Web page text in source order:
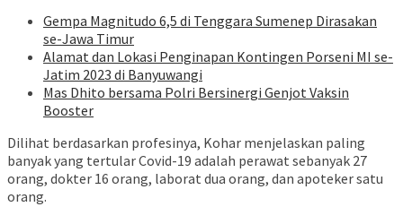
Gempa Magnitudo 6,5 di Tenggara Sumenep Dirasakan
se-Jawa Timur
Alamat dan Lokasi Penginapan Kontingen Porseni MI se-
Jatim 2023 di Banyuwangi
Mas Dhito bersama Polri Bersinergi Genjot Vaksin
Booster
Dilihat berdasarkan profesinya, Kohar menjelaskan paling
banyak yang tertular Covid-19 adalah perawat sebanyak 27
orang, dokter 16 orang, laborat dua orang, dan apoteker satu
orang.